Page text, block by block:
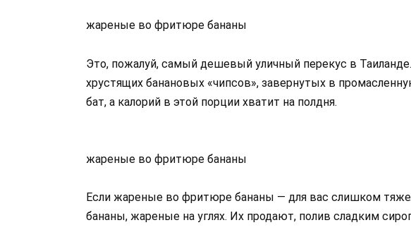
жареные во фритюре бананы
Это, пожалуй, самый дешевый уличный перекус в
хрустящих банановых «чипсов», завернутых в
бат, а калорий в этой порции хватит на полдня.
жареные во фритюре бананы
Если жареные во фритюре бананы — для вас слишком
бананы, жареные на углях. Их продают, полив сладким